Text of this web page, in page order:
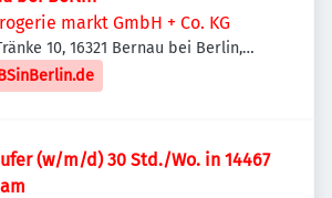
markt GmbH + Co. KG
10, 16321 Bernau bei Berlin,
(w/m/d) 30 Std./Wo. in 14467